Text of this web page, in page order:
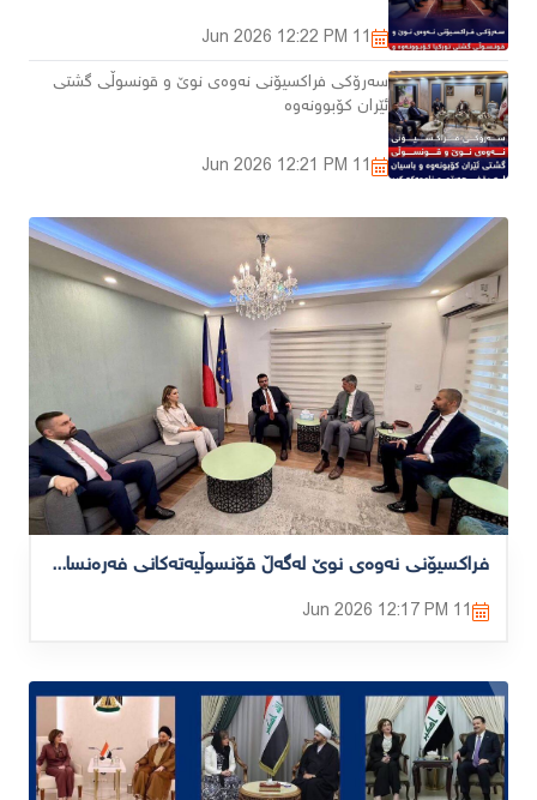
11 Jun 2026
12:22 PM
سەرۆکی فراکسیۆنی نەوەی نوێ و قونسوڵی گشتی
ئێران کۆبوونەوە
11 Jun 2026
12:21 PM
فراکسیۆنی نەوەی نوێ لەگەڵ قۆنسوڵیەتەکانی فەرەنسا،روسیا، چین، ئەڵمانیا،چیک،هۆڵەندا کۆبوەوە
11 Jun 2026
12:17 PM